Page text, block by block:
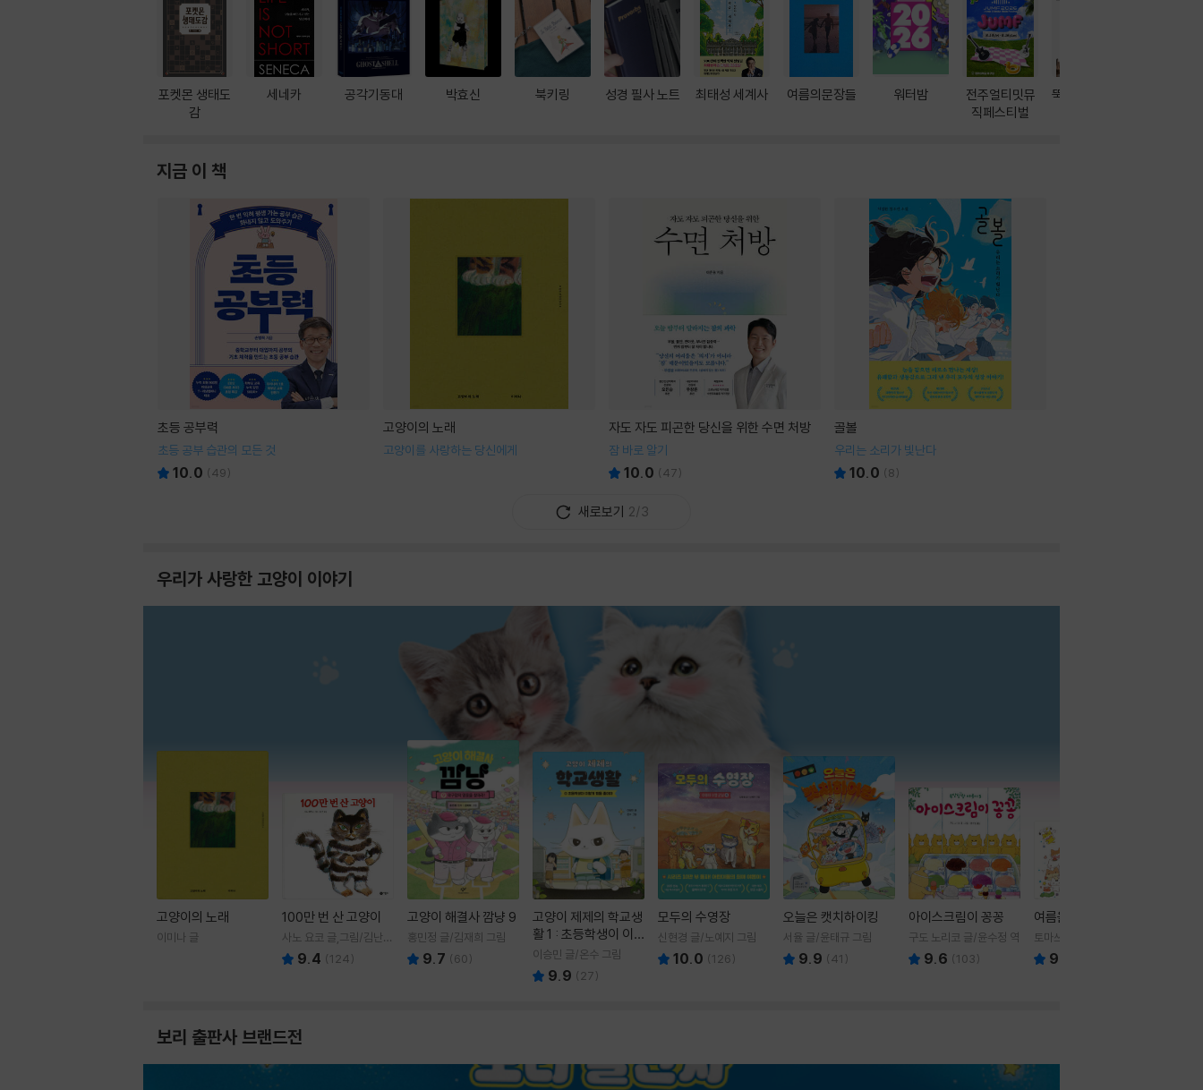
포켓몬 생태도
감
세네카 공각기동대 박효신 북키링 성경 필사 노트 최태성 세계사 여름의문장들 워터밤
전주얼티밋뮤
직페스티벌
뚝딱! AI 3대장
지금 이 책
초등 공부력
초등 공부 습관의 모든 것
10.0 (49)
고양이의 노래
고양이를 사랑하는 당신에게
자도 자도 피곤한 당신을 위한 수면 처방
잠 바로 알기
10.0 (47)
골볼
우리는 소리가 빛난다
10.0 (8)
새로보기 2/3
우리가 사랑한 고양이 이야기
고양이의 노래
이미나 글
100만 번 산 고양이
사노 요코 글,그림/김난주
역 9.4 (124)
고양이 해결사 깜냥 9
홍민정 글/김재희 그림
9.7 (60)
고양이 제제의 학교생
활 1 : 초등학생이 이
렇게 힘들 줄이야
이승민 글/온수 그림
9.9 ( 27)
모두의 수영장
신현경 글/노예지 그림
10.0 (126)
오늘은 캣치하이킹
서율 글/윤태규 그림
9.9 (41 )
아이스크림이 꽁꽁
구도 노리코 글/윤수정 역
9.6 (103)
여름을 부탁해
토마쓰리 글그림
9.8
보리 출판사 브랜드전